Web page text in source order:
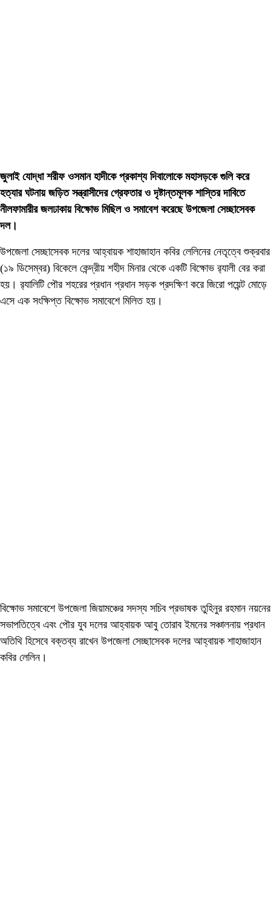
জুলাই যোদ্ধা শরীফ ওসমান হাদীকে প্রকাশ্য দিবালোকে মহাসড়কে গুলি করে
হত্যার ঘটনায় জড়িত সন্ত্রাসীদের গ্রেফতার ও দৃষ্টান্তমূলক শাস্তির দাবিতে
নীলফামারীর জলঢাকায় বিক্ষোভ মিছিল ও সমাবেশ করেছে উপজেলা সেচ্ছাসেবক
দল।
উপজেলা সেচ্ছাসেবক দলের আহ্বায়ক শাহাজাহান কবির লেলিনের নেতৃত্বে শুক্রবার
(১৯ ডিসেম্বর) বিকেলে কেন্দ্রীয় শহীদ মিনার থেকে একটি বিক্ষোভ র‌্যালী বের করা
হয়। র‌্যালিটি পৌর শহরের প্রধান প্রধান সড়ক প্রদক্ষিণ করে জিরো পয়েন্ট মোড়ে
এসে এক সংক্ষিপ্ত বিক্ষোভ সমাবেশে মিলিত হয়।
বিক্ষোভ সমাবেশে উপজেলা জিয়ামঞ্চের সদস্য সচিব প্রভাষক তুহিনুর রহমান নয়নের
সভাপতিত্বে এবং পৌর যুব দলের আহ্বায়ক আবু তোরাব ইমনের সঞ্চালনায় প্রধান
অতিথি হিসেবে বক্তব্য রাখেন উপজেলা সেচ্ছাসেবক দলের আহ্বায়ক শাহাজাহান
কবির লেলিন।